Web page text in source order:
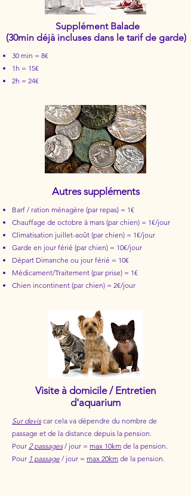
Supplément Balade
(30min déjà incluses dans le tarif de garde)
30 min = 8€
1h = 15€
2h = 24€
Autres suppléments
Barf / ration ménagère (par repas) = 1€
Chauffage de octobre à mars (par chien) = 1€/jour
Climatisation juillet-août (par chien) = 1€/jour
Garde en jour férié (par chien) = 10€/jour
Départ Dimanche ou jour férié = 10€
Médicament/Traitement (par prise) = 1€
​Chien incontinent (par chien) = 2€/jour
Visite à domicile / Entretien
d'aquarium
Sur deviscar cela va dépendre du nombre de
passage et de la distance depuis la pension.
Pour 2 passages/ jour = max 10km de la pension.
Pour 1 passage / jour = max 20km de la pension.